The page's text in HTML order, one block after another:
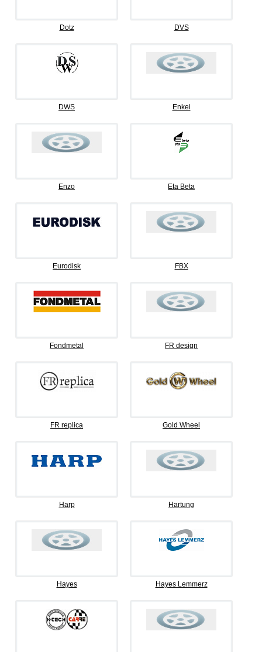
Dotz DVS
DWS Enkei
Enzo Eta Beta
Eurodisk FBX
Fondmetal FR design
FR replica Gold Wheel
Harp Hartung
Hayes Hayes Lemmerz